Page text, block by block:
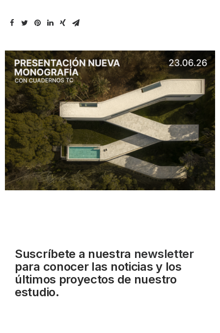
Suscríbete a nuestra newsletter
para conocer las noticias y los
últimos proyectos de nuestro
estudio.